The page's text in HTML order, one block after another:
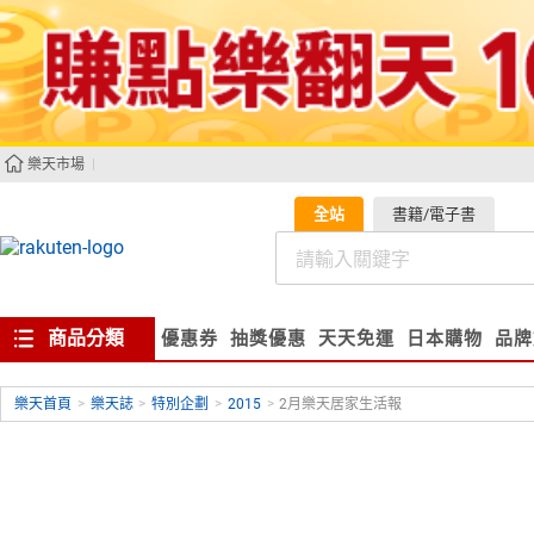
樂天市場
全站 書籍/電子書
商品分類 優惠券 抽獎優惠 天天免運 日本購物 品
樂天首頁 > 樂天誌 > 特別企劃 > 2015 > 2月樂天居家生活報